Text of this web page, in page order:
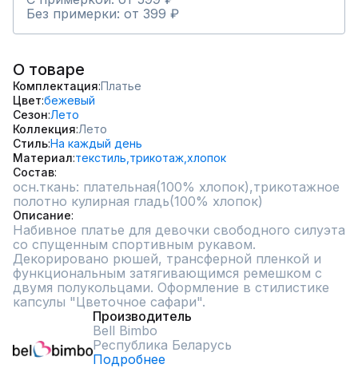
Без примерки: от 399 ₽
О товаре
Комплектация Платье
Цвет бежевый
Сезон Лето
Коллекция Лето
СтильНа каждый день
Материал текстиль, трикотаж, хлопок
Состав
осн.ткань: плательная(100% хлопок),трикотажное
полотно кулирная гладь(100% хлопок)
Описание
Набивное платье для девочки свободного силуэта
со спущенным спортивным рукавом.
Декорировано рюшей, трансферной пленкой и
функциональным затягивающимся ремешком с
двумя полукольцами. Оформление в стилистике
капсулы "Цветочное сафари".
Производитель
Bell Bimbo
Республика Беларусь
Подробнее